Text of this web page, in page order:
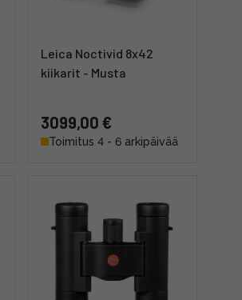
Leica Noctivid 8x42
kiikarit - Musta
3099,00 €
Toimitus 4 - 6 arkipäivää